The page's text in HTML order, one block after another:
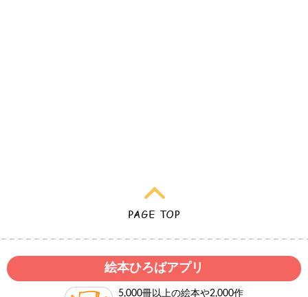
絵本ひろばアプリ
5,000冊以上の絵本や2,000作